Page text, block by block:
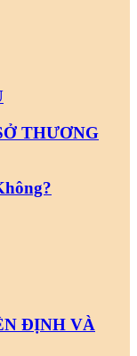
THƯƠNG
ĐỊNH VÀ